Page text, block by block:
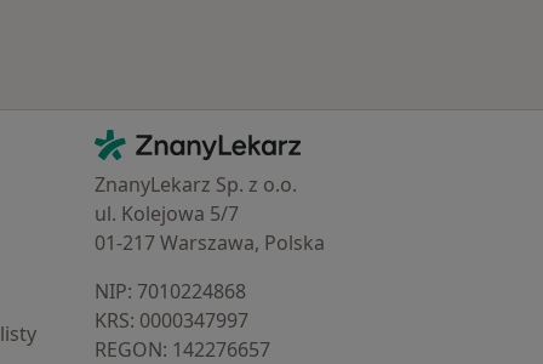
Kontakt
ZnanyLekarz - Strona główna
ZnanyLekarz Sp. z o.o.
ul. Kolejowa 5/7
01-217 Warszawa, Polska
NIP: ⁠7010224868
KRS: ⁠0000347997
REGON: ⁠142276657